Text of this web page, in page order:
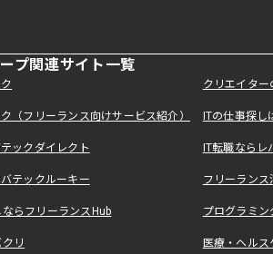
プ関連サイト一覧
クリエイタ
（フリーランス向けサービス紹介） ITの仕事探
ックダイレクト IT転職なら
テックルーキー フリーラン
らフリーランスHub プログラミ
リ 医療・ヘル